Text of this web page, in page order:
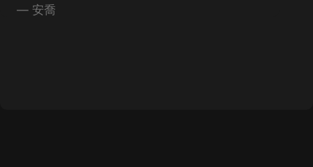
— 安喬